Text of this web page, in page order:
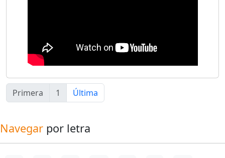
Primera 1 Última
Navegar por letra